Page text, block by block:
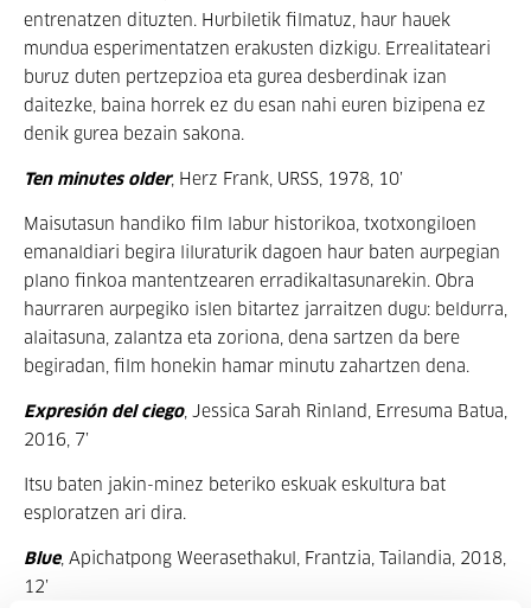
entrenatzen dituzten. Hurbiletik filmatuz, haur hauek
mundua esperimentatzen erakusten dizkigu. Errealitateari
buruz duten pertzepzioa eta gurea desberdinak izan
daitezke, baina horrek ez du esan nahi euren bizipena ez
denik gurea bezain sakona.
Ten minutes older, Herz Frank, URSS, 1978, 10’
Maisutasun handiko film labur historikoa, txotxongiloen
emanaldiari begira liluraturik dagoen haur baten aurpegian
plano finkoa mantentzearen erradikaltasunarekin. Obra
haurraren aurpegiko islen bitartez jarraitzen dugu: beldurra,
alaitasuna, zalantza eta zoriona, dena sartzen da bere
begiradan, film honekin hamar minutu zahartzen dena.
Expresión del ciego, Jessica Sarah Rinland, Erresuma Batua,
2016, 7’
Itsu baten jakin-minez beteriko eskuak eskultura bat
esploratzen ari dira.
Blue, Apichatpong Weerasethakul, Frantzia, Tailandia, 2018,
12’